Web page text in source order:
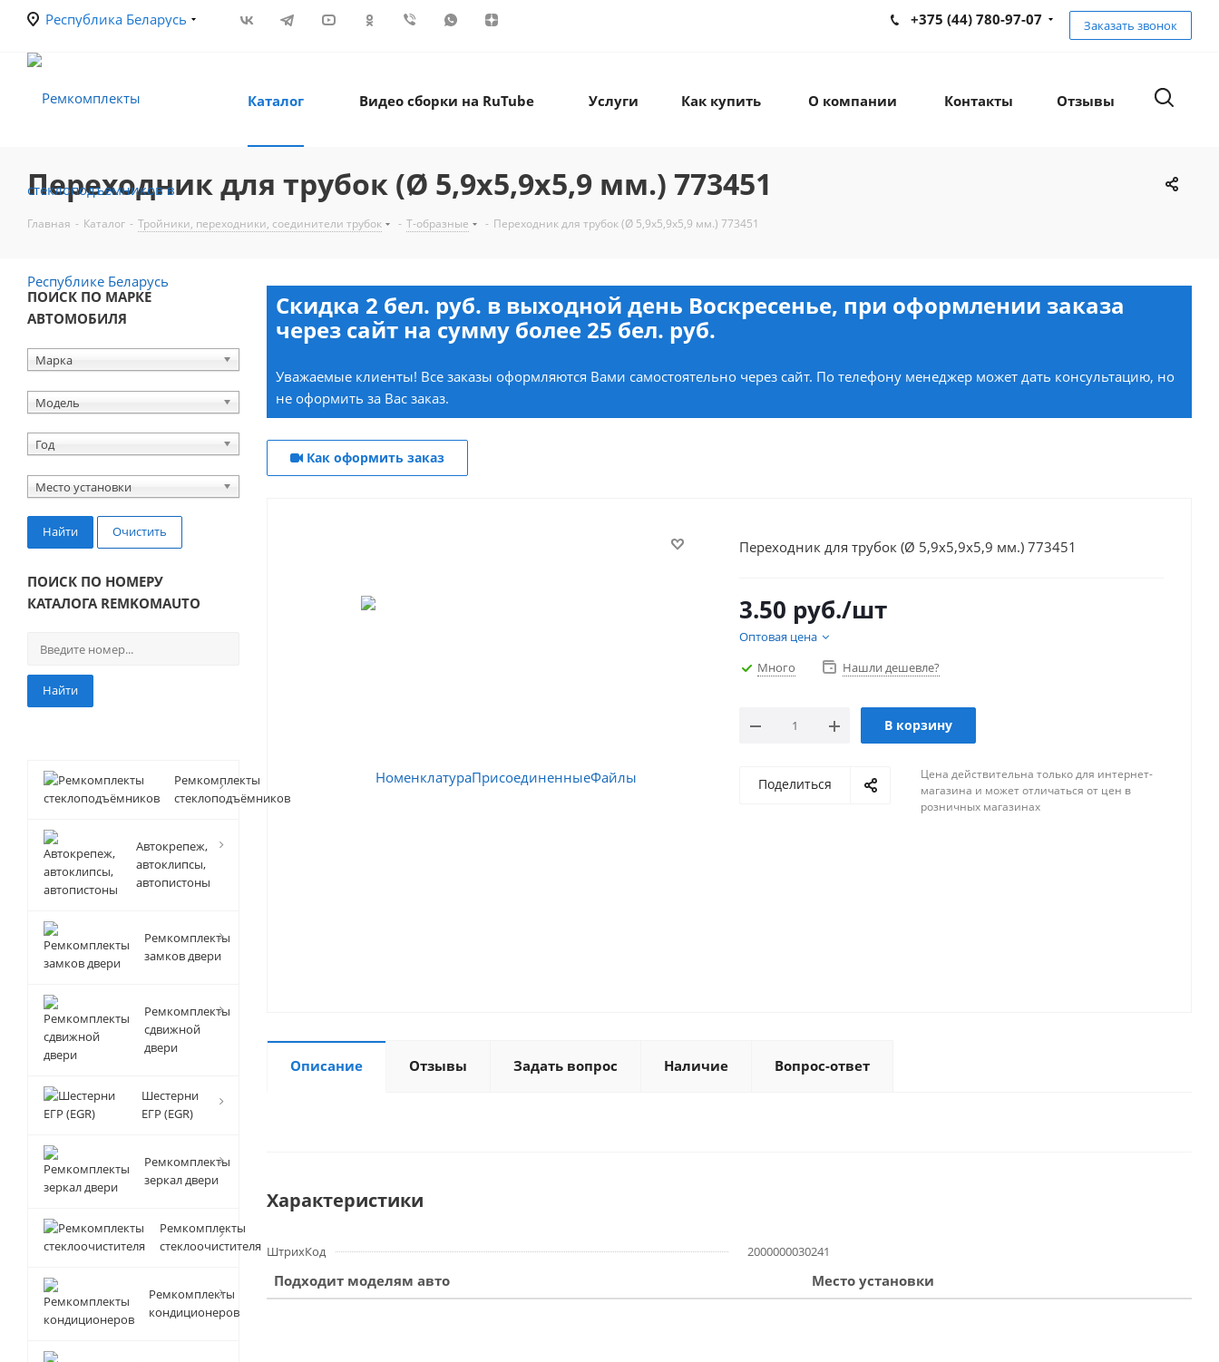
Республика Беларусь +375 (44) 780-97-07 Заказать звонок
Каталог Видео сборки на RuTube Услуги Как купить О компании Контакты Отзывы
Переходник для трубок (Ø 5,9х5,9х5,9 мм.) 773451
Главная - Каталог - Тройники, переходники, соединители трубок - Т-образные - Переходник для трубок (Ø 5,9х5,9х5,9 мм.) 773451
ПОИСК ПО МАРКЕ
АВТОМОБИЛЯ
Марка
Модель
Год
Место установки
Найти Очистить
ПОИСК ПО НОМЕРУ
КАТАЛОГА REMKOMAUTO
Найти
Ремкомплекты
стеклоподъёмников
Автокрепеж,
автоклипсы,
автопистоны
Ремкомплекты
замков двери
Ремкомплекты
сдвижной
двери
Шестерни
ЕГР (EGR)
Ремкомплекты
зеркал двери
Ремкомплекты
стеклоочистителя
Ремкомплекты
кондиционеров
Скидка 2 бел. руб. в выходной день Воскресенье, при оформлении заказа
через сайт на сумму более 25 бел. руб.
Уважаемые клиенты! Все заказы оформляются Вами самостоятельно через сайт. По телефону менеджер может дать консультацию, но
не оформить за Вас заказ.
Как оформить заказ
Переходник для трубок (Ø 5,9х5,9х5,9 мм.) 773451
3.50 руб./шт
Оптовая цена
Много
Нашли дешевле?
В корзину
Поделиться
Цена действительна только для интернет-
магазина и может отличаться от цен в
розничных магазинах
Описание Отзывы Задать вопрос Наличие Вопрос-ответ
Характеристики
ШтрихКод 2000000030241
Подходит моделям авто Место установки